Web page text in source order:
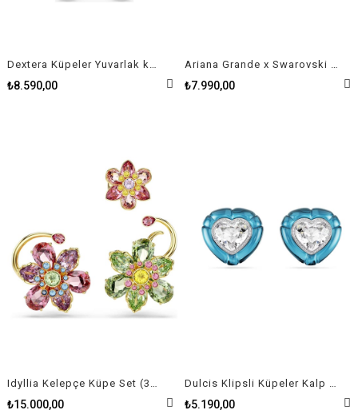
Dextera Küpeler Yuvarlak kesim, Beyaz, Karışık metal yüzey
₺8.590,00
Ariana Grande x Swarovski kelepçe küpe Karışık kesimler, Çok renkli, Rodyum kaplama
₺7.990,00
Idyllia Kelepçe Küpe Set (3), Asimetrik tasarım, Karışık kesimler, Çiçek, Çok renkli, Altın rengi kaplama
₺15.000,00
Dulcis Klipsli Küpeler Kalp kesim, Pavé, Kalp, Mavi, Rodyum kaplama
₺5.190,00